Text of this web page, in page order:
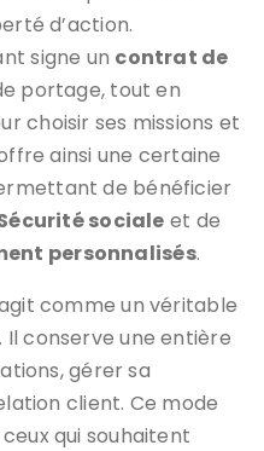
d’action.
signe un contrat de
portage, tout en
choisir ses missions et
ainsi une certaine
de bénéficier
sociale et de
personnalisés.
comme un véritable
. Il conserve une entière
gérer sa
client. Ce mode
qui souhaitent